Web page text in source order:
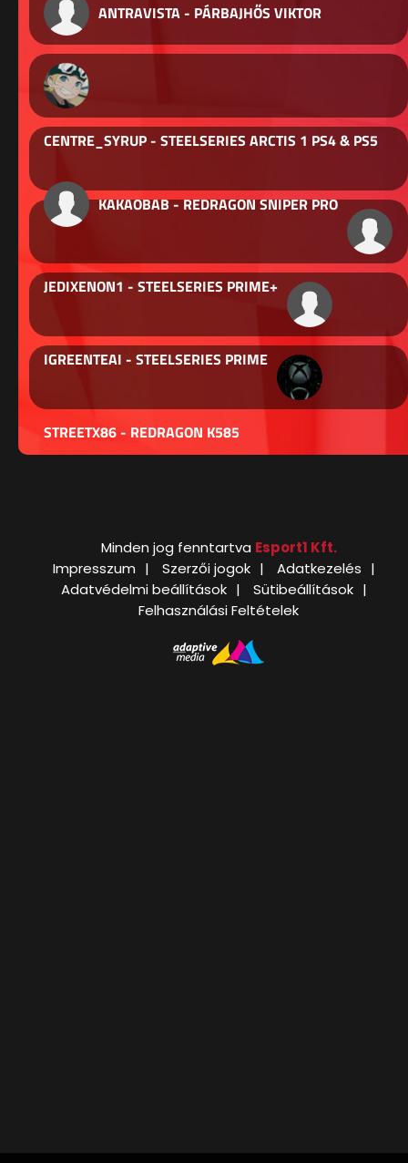
ANTRAVISTA - PÁRBAJHŐS VIKTOR
CENTRE_SYRUP - STEELSERIES ARCTIS 1 PS4 & PS5
KAKAOBAB - REDRAGON SNIPER PRO
JEDIXENON1 - STEELSERIES PRIME+
IGREENTEAI - STEELSERIES PRIME
STREETX86 - REDRAGON K585
Minden jog fenntartva Esport1 Kft.
Impresszum
Szerzői jogok
Adatkezelés
Adatvédelmi beállítások
Sütibeállítások
Felhasználási Feltételek